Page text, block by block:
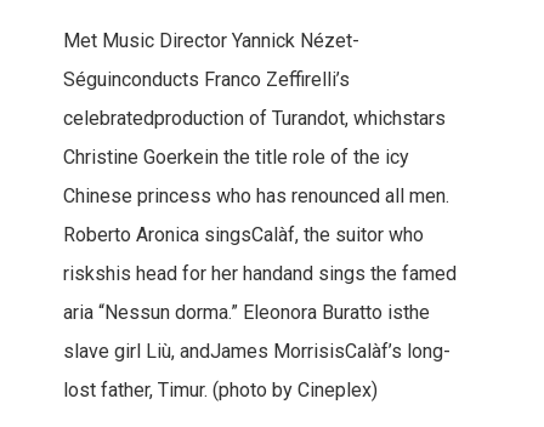
Met Music Director Yannick Nézet-
Séguinconducts Franco Zeffirelli’s
celebratedproduction of Turandot, whichstars
Christine Goerkein the title role of the icy
Chinese princess who has renounced all men.
Roberto Aronica singsCalàf, the suitor who
riskshis head for her handand sings the famed
aria “Nessun dorma.” Eleonora Buratto isthe
slave girl Liù, andJames MorrisisCalàf’s long-
lost father, Timur. (photo by Cineplex)